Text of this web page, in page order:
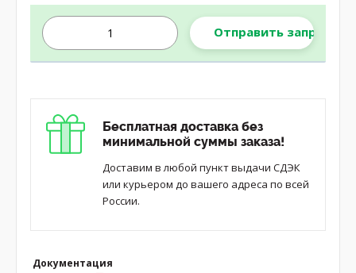
Отправить запрос
Бесплатная доставка без
минимальной суммы заказа!
Доставим в любой пункт выдачи СДЭК
или курьером до вашего адреса по всей
России.
Документация